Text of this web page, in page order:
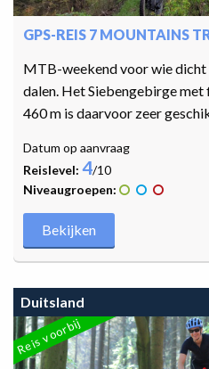
GPS-REIS 7 MOUNTAINS
MTB-weekend voor wie dicht
dalen. Het Siebengebirge
460 m is daarvoor zeer
Datum op aanvraag
Reislevel: 4/10
Niveaugroepen:
Bekijken
Duitsland
Reis voorbij